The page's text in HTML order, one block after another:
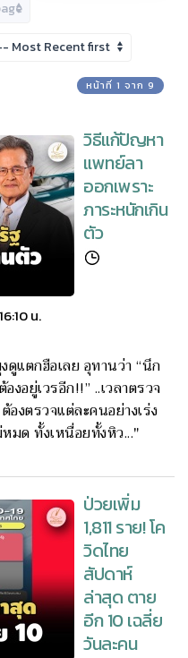
หน้าที่ 1 จาก 9
วิธีแก้ปัญหา
แพทย์ลา
ออกเพราะ
ภาระหนักเกิน
ตัว
น.
แตกฮือเลย อุทานว่า “นึก
งอยู่เวรอีก!!” ..เวลาตรวจ
งตรวจแต่ละคนอย่างเร่ง
มด ทั้งเหนื่อยทั้งหิว..."
ป่วยเพิ่ม
1,811 ราย! โค
วิดไทย
สัปดาห์
ล่าสุด ตาย
อีก 10 เฉลี่ย
วันละคน